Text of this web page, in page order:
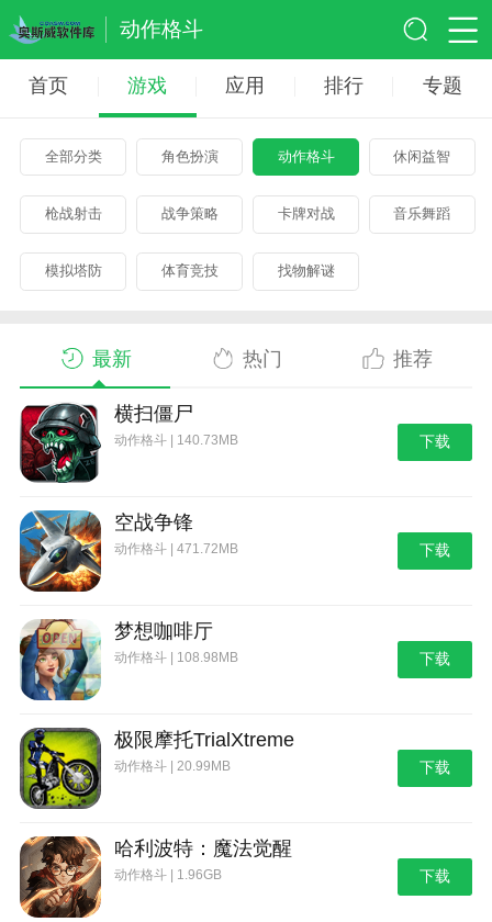
动作格斗
首页 游戏 应用 排行 专题
全部分类 角色扮演 动作格斗 休闲益智
枪战射击 战争策略 卡牌对战 音乐舞蹈
模拟塔防 体育竞技 找物解谜
最新 热门 推荐
横扫僵尸
动作格斗 | 140.73MB 下载
空战争锋
动作格斗 | 471.72MB 下载
梦想咖啡厅
动作格斗 | 108.98MB 下载
极限摩托TrialXtreme
动作格斗 | 20.99MB 下载
哈利波特：魔法觉醒
动作格斗 | 1.96GB 下载